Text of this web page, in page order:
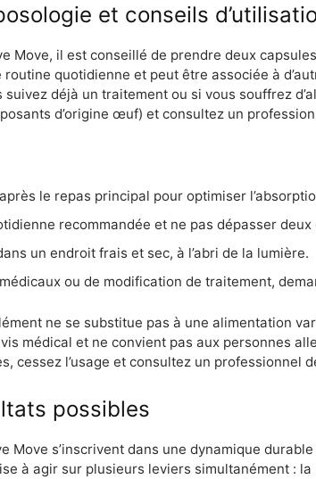
et conseils
Move, il est conseillé de prendre deux
quotidienne et peut être associée à
déjà un traitement ou si vous souffrez
d’origine œuf) et consultez un
le repas principal pour optimiser
recommandée et ne pas dépasser
un endroit frais et sec, à l’abri de la lumière.
ou de modification de traitement,
ne se substitue pas à une alimentation
médical et ne convient pas aux personnes
cessez l’usage et consultez un professionnel
possibles
Move s’inscrivent dans une dynamique
à agir sur plusieurs leviers simultanément :